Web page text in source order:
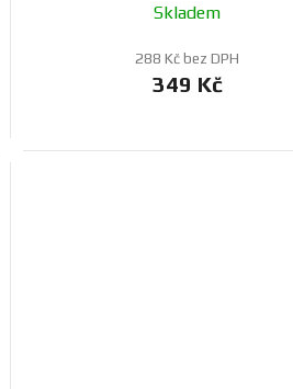
Skladem
288 Kč bez DPH
349 Kč